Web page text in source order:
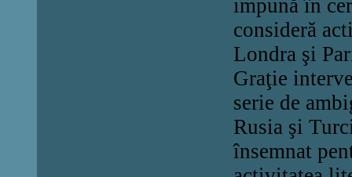
impună în
consideră
Londra şi
Graţie
serie de
Rusia şi
însemnat